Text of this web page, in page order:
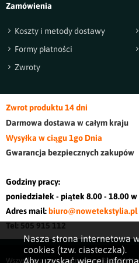
Zamówienia
Koszty i metody dostawy
Formy płatności
Zwroty
Zwrot produktu 14 dni
Darmowa dostawa w całym kraju
Wysyłka w ciągu 1go Dnia
Gwarancja bezpiecznych zakupów
Godziny pracy:
poniedziałek - piątek 8.00 - 18.00
Adres mail: biuro@nowetekstylia.pl
Tel: 505 915 112
Wszystkie prawa zastrzeżone © 2026
Nasza strona internetowa
cookies (tzw. ciasteczka).
Aby uzyskać więcej